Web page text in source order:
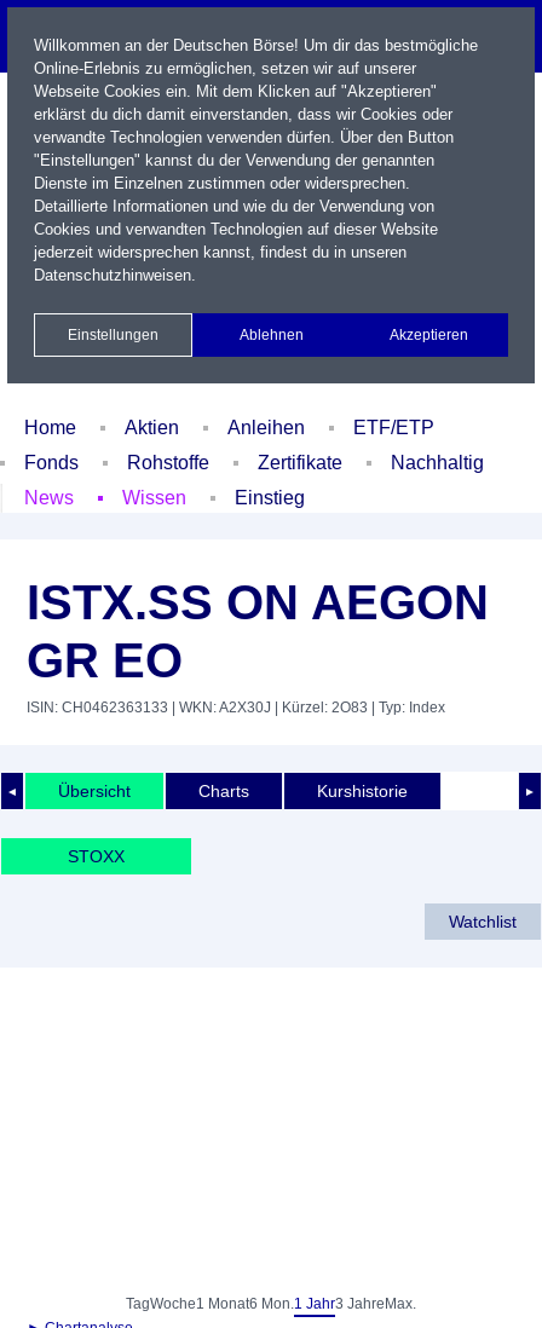
Name / WKN / ISIN / Kürzel
Xetra Realtime
Watchlist Portfolio Login
Home Aktien Anleihen
ETF/ETP
Fonds
Rohstoffe Zertifikate
Nachhaltig
News
Wissen Einstieg
ISTX.SS ON AEGON
GR EO
ISIN: CH0462363133 | WKN: A2X30J | Kürzel: 2O83 | Typ: Index
◄ ►
Übersicht Charts Kurshistorie
STOXX
Watchlist
TagWoche1 Monat6 Mon.1 Jahr3 Jahre Max.
Willkommen an der Deutschen Börse! Um dir das bestmögliche
Online-Erlebnis zu ermöglichen, setzen wir auf unserer
Webseite Cookies ein. Mit dem Klicken auf "Akzeptieren"
erklärst du dich damit einverstanden, dass wir Cookies oder
verwandte Technologien verwenden dürfen. Über den Button
"Einstellungen" kannst du der Verwendung der genannten
Dienste im Einzelnen zustimmen oder widersprechen.
Detaillierte Informationen und wie du der Verwendung von
Cookies und verwandten Technologien auf dieser Website
jederzeit widersprechen kannst, findest du in unseren
Datenschutzhinweisen.
Einstellungen Ablehnen Akzeptieren